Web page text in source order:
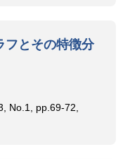
フとその特徴分
No.1, pp.69-72,